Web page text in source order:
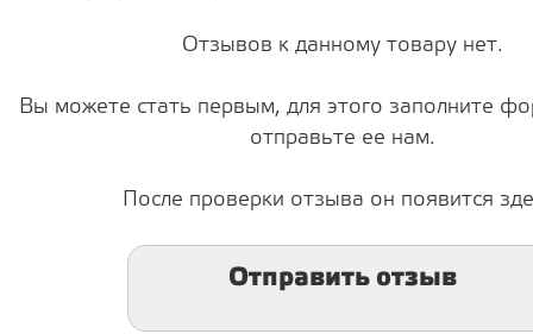
Отзывов к данному товару нет.
Вы можете стать первым, для этого заполните
отправьте ее нам.
После проверки отзыва он появится
Отправить отзыв